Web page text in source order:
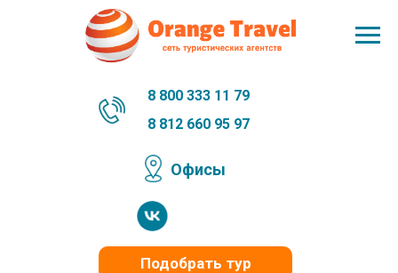
Подобрать тур
Офисы
8 812 660 95 97
8 800 333 11 79